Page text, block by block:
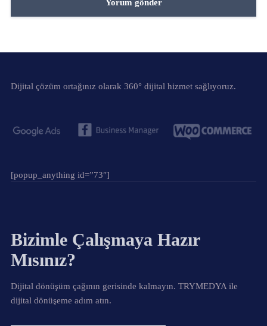
Dijital çözüm ortağınız olarak 360° dijital hizmet sağlıyoruz.
[popup_anything id=”73″]
Bizimle Çalışmaya Hazır
Mısınız?
Dijital dönüşüm çağının gerisinde kalmayın. TRYMEDYA ile
dijital dönüşeme adım atın.